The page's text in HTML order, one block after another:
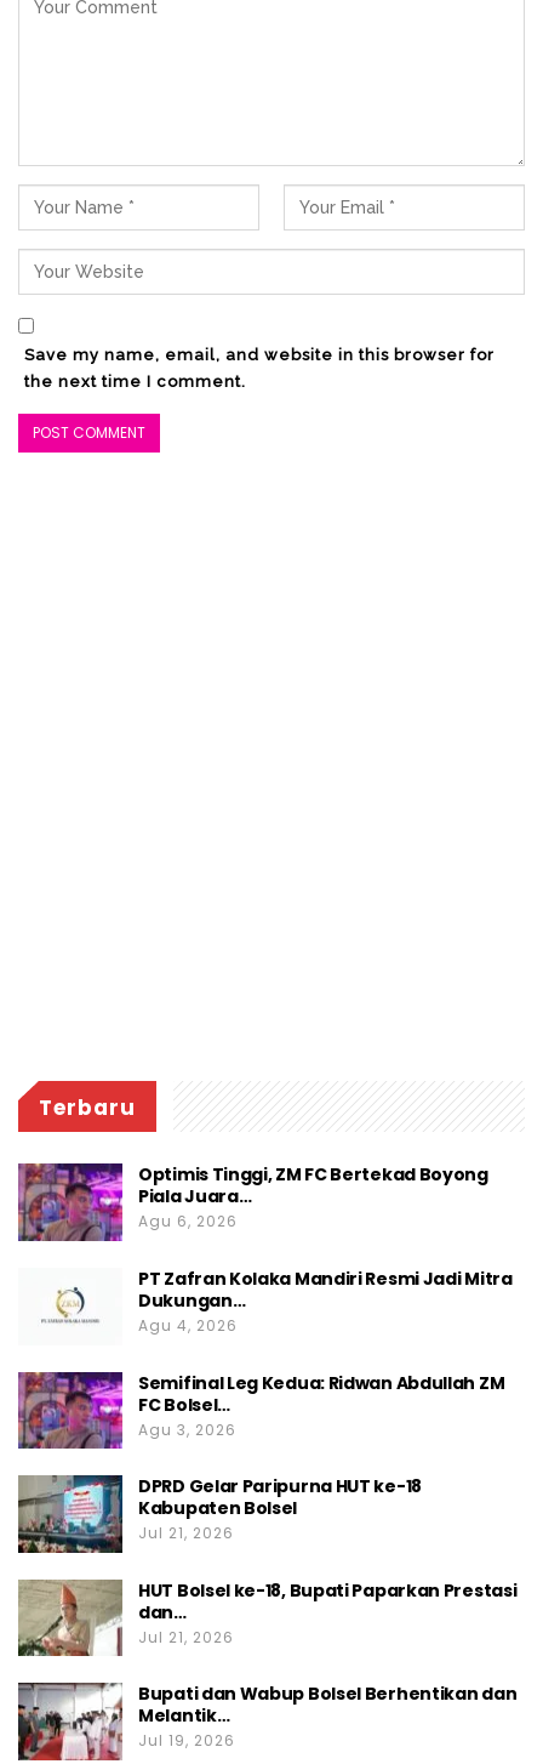
Save my name, email, and website in this browser for
the next time I comment.
Terbaru
Optimis Tinggi, ZM FC Bertekad Boyong
Piala Juara…
Agu 6, 2026
PT Zafran Kolaka Mandiri Resmi Jadi Mitra
Dukungan…
Agu 4, 2026
Semifinal Leg Kedua: Ridwan Abdullah ZM
FC Bolsel…
Agu 3, 2026
DPRD Gelar Paripurna HUT ke-18
Kabupaten Bolsel
Jul 21, 2026
HUT Bolsel ke-18, Bupati Paparkan Prestasi
dan…
Jul 21, 2026
Bupati dan Wabup Bolsel Berhentikan dan
Melantik…
Jul 19, 2026